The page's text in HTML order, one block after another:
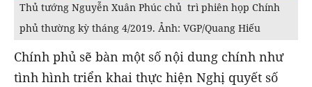
Thủ tướng Nguyễn Xuân Phúc chủ trì phiên họp Chính
phủ thường kỳ tháng 4/2019. Ảnh: VGP/Quang Hiếu
Chính phủ sẽ bàn một số nội dung chính như
tình hình triển khai thực hiện Nghị quyết số